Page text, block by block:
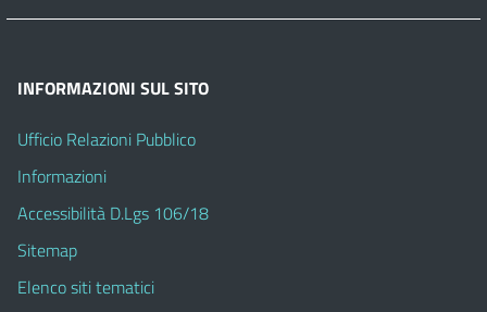
INFORMAZIONI SUL SITO
Ufficio Relazioni Pubblico
Informazioni
Accessibilità D.Lgs 106/18
Sitemap
Elenco siti tematici